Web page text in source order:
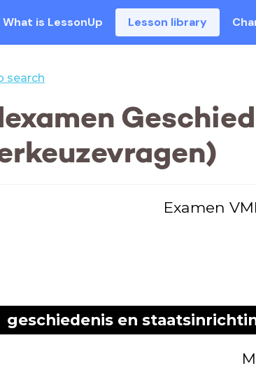
What is LessonUp Lesson library
search
Examen
geschiedenis en